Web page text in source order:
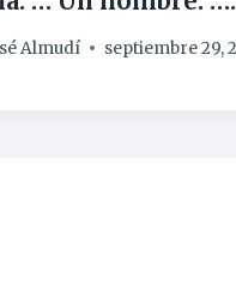
Almudí septiembre 29,